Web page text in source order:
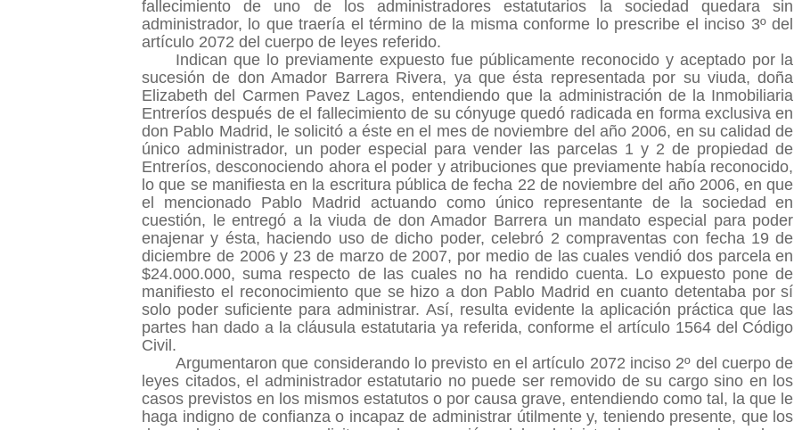
fallecimiento de uno de los administradores estatutarios la sociedad quedara sin
administrador, lo que traería el término de la misma conforme lo prescribe el inciso 3º del
artículo 2072 del cuerpo de leyes referido.
Indican que lo previamente expuesto fue públicamente reconocido y aceptado por la
sucesión de don Amador Barrera Rivera, ya que ésta representada por su viuda, doña
Elizabeth del Carmen Pavez Lagos, entendiendo que la administración de la Inmobiliaria
Entreríos después de el fallecimiento de su cónyuge quedó radicada en forma exclusiva en
don Pablo Madrid, le solicitó a éste en el mes de noviembre del año 2006, en su calidad de
único administrador, un poder especial para vender las parcelas 1 y 2 de propiedad de
Entreríos, desconociendo ahora el poder y atribuciones que previamente había reconocido,
lo que se manifiesta en la escritura pública de fecha 22 de noviembre del año 2006, en que
el mencionado Pablo Madrid actuando como único representante de la sociedad en
cuestión, le entregó a la viuda de don Amador Barrera un mandato especial para poder
enajenar y ésta, haciendo uso de dicho poder, celebró 2 compraventas con fecha 19 de
diciembre de 2006 y 23 de marzo de 2007, por medio de las cuales vendió dos parcela en
$24.000.000, suma respecto de las cuales no ha rendido cuenta. Lo expuesto pone de
manifiesto el reconocimiento que se hizo a don Pablo Madrid en cuanto detentaba por sí
solo poder suficiente para administrar. Así, resulta evidente la aplicación práctica que las
partes han dado a la cláusula estatutaria ya referida, conforme el artículo 1564 del Código
Civil.
Argumentaron que considerando lo previsto en el artículo 2072 inciso 2º del cuerpo de
leyes citados, el administrador estatutario no puede ser removido de su cargo sino en los
casos previstos en los mismos estatutos o por causa grave, entendiendo como tal, la que le
haga indigno de confianza o incapaz de administrar útilmente y, teniendo presente, que los